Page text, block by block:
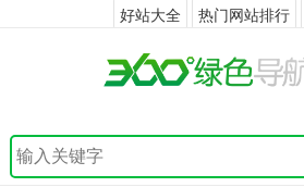
好站大全 热门网站排行